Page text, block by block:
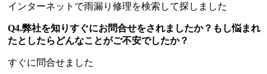
インターネットで雨漏り修理を検索して探しました
Q4.弊社を知りすぐにお問合せをされましたか？もし悩まれ
たとしたらどんなことがご不安でしたか？
すぐに問合せました